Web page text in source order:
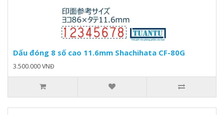
Dấu đóng 8 số cao 11.6mm Shachihata CF-80G
3.500.000 VNĐ